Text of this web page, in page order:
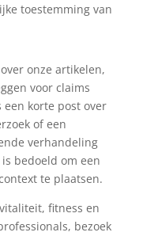
toestemming van
onze artikelen,
voor claims
korte post over
of een
verhandeling
bedoeld om een
te plaatsen.
fitness en
bezoek